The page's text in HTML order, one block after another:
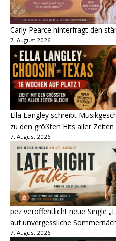
Carly Pearce hinterfragt den
7. August 2026
Ella Langley schreibt
zu den größten Hits aller Zeiten
7. August 2026
pez veröffentlicht neue Single
auf unvergessliche
7. August 2026